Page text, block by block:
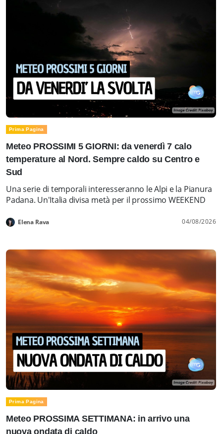
Prima Pagina
Meteo PROSSIMI 5 GIORNI: da venerdì 7 calo
temperature al Nord. Sempre caldo su Centro e
Sud
Una serie di temporali interesseranno le Alpi e la Pianura
Padana. Un'Italia divisa metà per il prossimo WEEKEND
Elena Rava 04/08/2026
Prima Pagina
Meteo PROSSIMA SETTIMANA: in arrivo una
nuova ondata di caldo